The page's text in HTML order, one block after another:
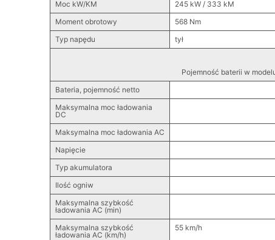
Moc kW/KM
245 kW / 333 kM
Moment obrotowy
568 Nm
Typ napędu
tył
Pojemność baterii w
Bateria, pojemność netto
Maksymalna moc ładowania
DC
Maksymalna moc ładowania AC
Napięcie
Typ akumulatora
Ilość ogniw
Maksymalna szybkość
ładowania AC (min)
Maksymalna szybkość
ładowania AC (km/h)
55 km/h